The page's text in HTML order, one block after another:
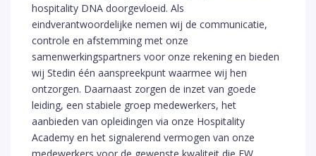
hospitality DNA doorgevloeid. Als
eindverantwoordelijke nemen wij de communicatie,
controle en afstemming met onze
samenwerkingspartners voor onze rekening en bieden
wij Stedin één aanspreekpunt waarmee wij hen
ontzorgen. Daarnaast zorgen de inzet van goede
leiding, een stabiele groep medewerkers, het
aanbieden van opleidingen via onze Hospitality
Academy en het signalerend vermogen van onze